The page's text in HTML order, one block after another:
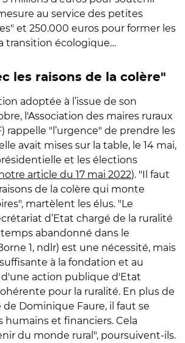
au service des petites
et 250.000 euros pour former les
transition écologique…
les raisons de la colère"
adoptée à l’issue de son
l'Association des maires ruraux
rappelle "l’urgence" de prendre les
avait mises sur la table, le 14 mai,
et les élections
article du 17 mai 2022). "Il faut
de la colère qui monte
martèlent les élus. "Le
d’Etat chargé de la ruralité
abandonné dans le
1, ndlr) est une nécessité, mais
à la fondation et au
action publique d'Etat
pour la ruralité. En plus de
de Dominique Faure, il faut se
humains et financiers. Cela
du monde rural", poursuivent-ils.